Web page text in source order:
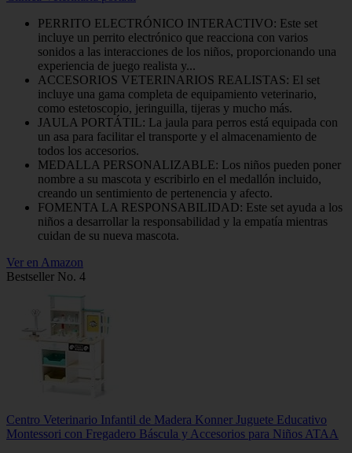
PERRITO ELECTRÓNICO INTERACTIVO: Este set
incluye un perrito electrónico que reacciona con varios
sonidos a las interacciones de los niños, proporcionando una
experiencia de juego realista y...
ACCESORIOS VETERINARIOS REALISTAS: El set
incluye una gama completa de equipamiento veterinario,
como estetoscopio, jeringuilla, tijeras y mucho más.
JAULA PORTÁTIL: La jaula para perros está equipada con
un asa para facilitar el transporte y el almacenamiento de
todos los accesorios.
MEDALLA PERSONALIZABLE: Los niños pueden poner
nombre a su mascota y escribirlo en el medallón incluido,
creando un sentimiento de pertenencia y afecto.
FOMENTA LA RESPONSABILIDAD: Este set ayuda a los
niños a desarrollar la responsabilidad y la empatía mientras
cuidan de su nueva mascota.
Ver en Amazon
Bestseller No. 4
Centro Veterinario Infantil de Madera Konner Juguete Educativo
Montessori con Fregadero Báscula y Accesorios para Niños ATAA